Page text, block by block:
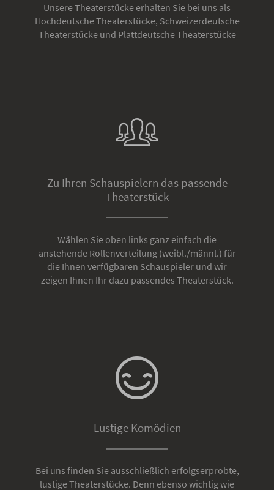
Unsere Theaterstücke erhalten Sie bei uns als
Hochdeutsche Theaterstücke, Schweizerdeutsche
Theaterstücke und Plattdeutsche Theaterstücke
Zu Ihren Schauspielern das passende
Theaterstück
Wählen Sie oben links ganz einfach die
anstehende Rollenverteilung (weibl./männl.) für
die Ihnen verfügbaren Schauspieler und wir
zeigen Ihnen Ihr dazu passendes Theaterstück.
Lustige Komödien
Bei uns finden Sie ausschließlich erfolgserprobte,
lustige Theaterstücke. Denn ebenso wichtig wie